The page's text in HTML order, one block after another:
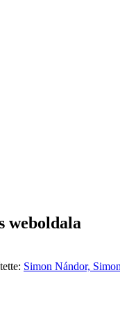
weboldala
Simon Nándor,